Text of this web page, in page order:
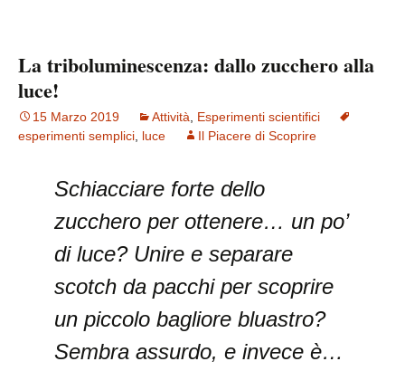
La triboluminescenza: dallo zucchero alla
luce!
15 Marzo 2019 Attività, Esperimenti scientifici
esperimenti semplici, luce Il Piacere di Scoprire
Schiacciare forte dello
zucchero per ottenere… un po’
di luce? Unire e separare
scotch da pacchi per scoprire
un piccolo bagliore bluastro?
Sembra assurdo, e invece è…